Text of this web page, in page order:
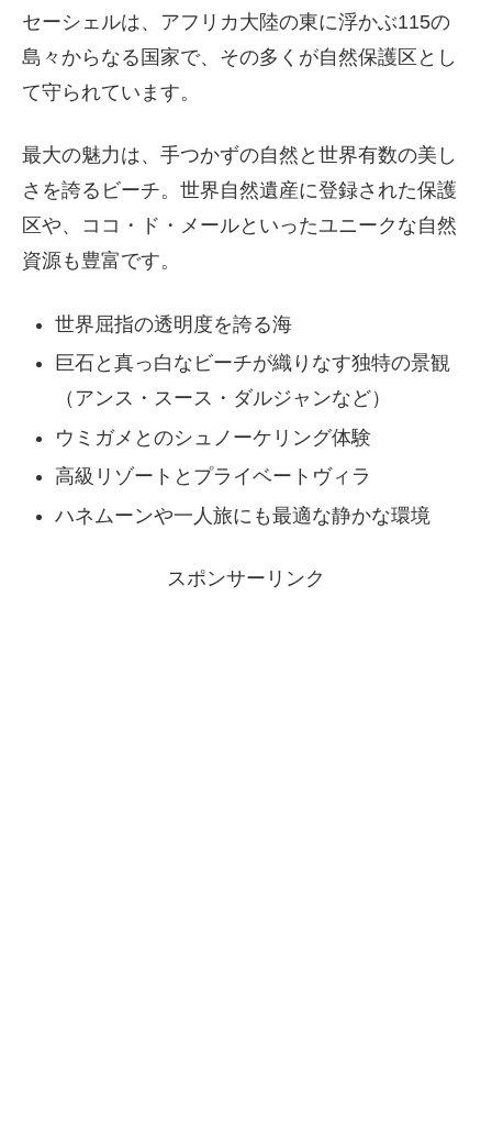
セーシェルは、アフリカ大陸の東に浮かぶ115の
島々からなる国家で、その多くが自然保護区とし
て守られています。
最大の魅力は、手つかずの自然と世界有数の美し
さを誇るビーチ。世界自然遺産に登録された保護
区や、ココ・ド・メールといったユニークな自然
資源も豊富です。
世界屈指の透明度を誇る海
巨石と真っ白なビーチが織りなす独特の景観
（アンス・スース・ダルジャンなど）
ウミガメとのシュノーケリング体験
高級リゾートとプライベートヴィラ
ハネムーンや一人旅にも最適な静かな環境
スポンサーリンク